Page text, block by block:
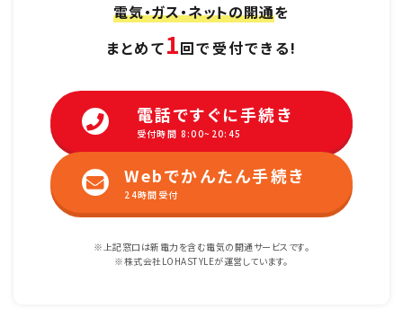
電気・ガス・ネットの開通を
まとめて1回で受付できる!
電話ですぐに手続き
受付時間 8:00~20:45
Webでかんたん手続き
24時間受付
※上記窓口は新電力を含む電気の開通サービスです。
※株式会社LOHASTYLEが運営しています。